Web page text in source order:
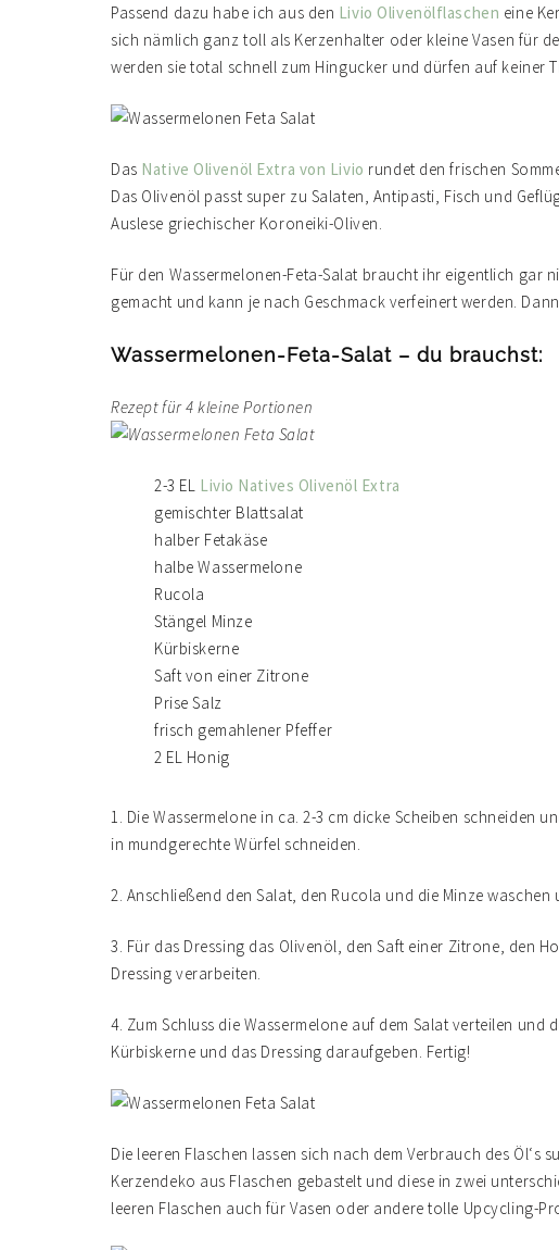
Passend dazu habe ich aus den Livio Olivenölflaschen eine
sich nämlich ganz toll als Kerzenhalter oder kleine Vasen für
werden sie total schnell zum Hingucker und dürfen auf keiner
Das Native Olivenöl Extra von Livio rundet den frischen
Das Olivenöl passt super zu Salaten, Antipasti, Fisch und
Auslese griechischer Koroneiki-Oliven.
Für den Wassermelonen-Feta-Salat braucht ihr eigentlich gar
gemacht und kann je nach Geschmack verfeinert werden.
Wassermelonen-Feta-Salat – du brauchst:
Rezept für 4 kleine Portionen
2-3 EL Livio Natives Olivenöl Extra
gemischter Blattsalat
halber Fetakäse
halbe Wassermelone
Rucola
Stängel Minze
Kürbiskerne
Saft von einer Zitrone
Prise Salz
frisch gemahlener Pfeffer
2 EL Honig
1. Die Wassermelone in ca. 2-3 cm dicke Scheiben schneiden
in mundgerechte Würfel schneiden.
2. Anschließend den Salat, den Rucola und die Minze waschen
3. Für das Dressing das Olivenöl, den Saft einer Zitrone, den
Dressing verarbeiten.
4. Zum Schluss die Wassermelone auf dem Salat verteilen
Kürbiskerne und das Dressing daraufgeben. Fertig!
Die leeren Flaschen lassen sich nach dem Verbrauch des
Kerzendeko aus Flaschen gebastelt und diese in zwei
leeren Flaschen auch für Vasen oder andere tolle Upcycling-